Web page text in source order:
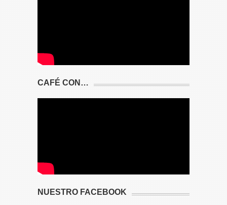
CAFÉ CON…
NUESTRO FACEBOOK